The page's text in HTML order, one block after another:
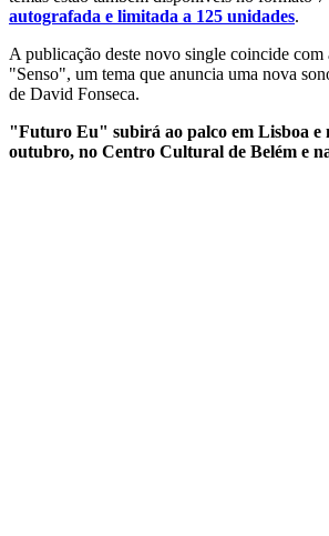
autografada e limitada a 125 unidades.
A publicação deste novo single coincide com
"Senso", um tema que anuncia uma nova
de David Fonseca.
"Futuro Eu" subirá ao palco em Lisboa e
outubro, no Centro Cultural de Belém e